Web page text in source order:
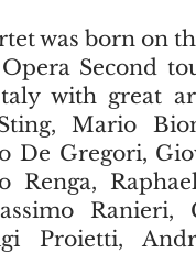
was born on
Second
with great
Mario
De Gregori,
Renga,
Ranieri,
Proietti,